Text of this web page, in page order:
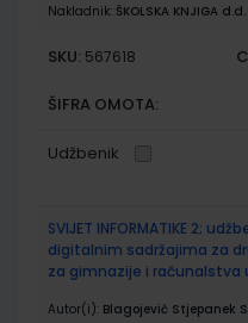
Nakladnik: ŠKOLSKA KNJIGA d.d.
SKU: 567618
ŠIFRA OMOTA:
Udžbenik
SVIJET INFORMATIKE 2;
digitalnim sadržajima za
za gimnazije i računalstva
Autor(i): Blagojević Stjepanek